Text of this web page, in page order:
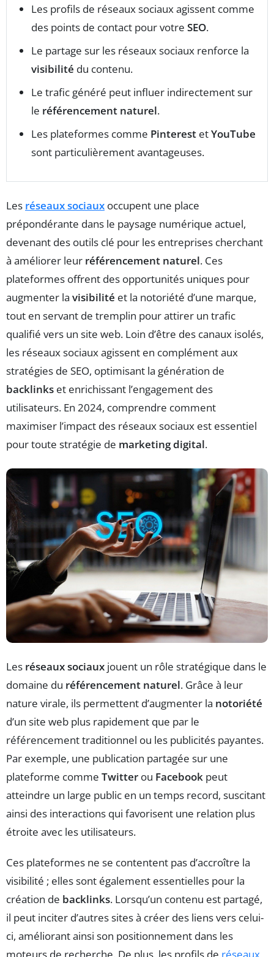
Les profils de réseaux sociaux agissent comme
des points de contact pour votre SEO.
Le partage sur les réseaux sociaux renforce la
visibilité du contenu.
Le trafic généré peut influer indirectement sur
le référencement naturel.
Les plateformes comme Pinterest etYouTube
sont particulièrement avantageuses.
Les réseaux sociaux occupent une place
prépondérante dans le paysage numérique actuel,
devenant des outils clé pour les entreprises cherchant
à améliorer leur référencement naturel. Ces
plateformes offrent des opportunités uniques pour
augmenter la visibilité et la notoriété d’une marque,
tout en servant de tremplin pour attirer un trafic
qualifié vers un site web. Loin d’être des canaux isolés,
les réseaux sociaux agissent en complément aux
stratégies de SEO, optimisant la génération de
backlinks et enrichissant l’engagement des
utilisateurs. En 2024, comprendre comment
maximiser l’impact des réseaux sociaux est essentiel
pour toute stratégie de marketing digital.
Les réseaux sociaux jouent un rôle stratégique dans le
domaine du référencement naturel. Grâce à leur
nature virale, ils permettent d’augmenter la notoriété
d’un site web plus rapidement que par le
référencement traditionnel ou les publicités payantes.
Par exemple, une publication partagée sur une
plateforme comme Twitter ou Facebook peut
atteindre un large public en un temps record, suscitant
ainsi des interactions qui favorisent une relation plus
étroite avec les utilisateurs.
Ces plateformes ne se contentent pas d’accroître la
visibilité ; elles sont également essentielles pour la
création de backlinks. Lorsqu’un contenu est partagé,
il peut inciter d’autres sites à créer des liens vers celui-
ci, améliorant ainsi son positionnement dans les
moteurs de recherche. De plus, les profils de réseaux